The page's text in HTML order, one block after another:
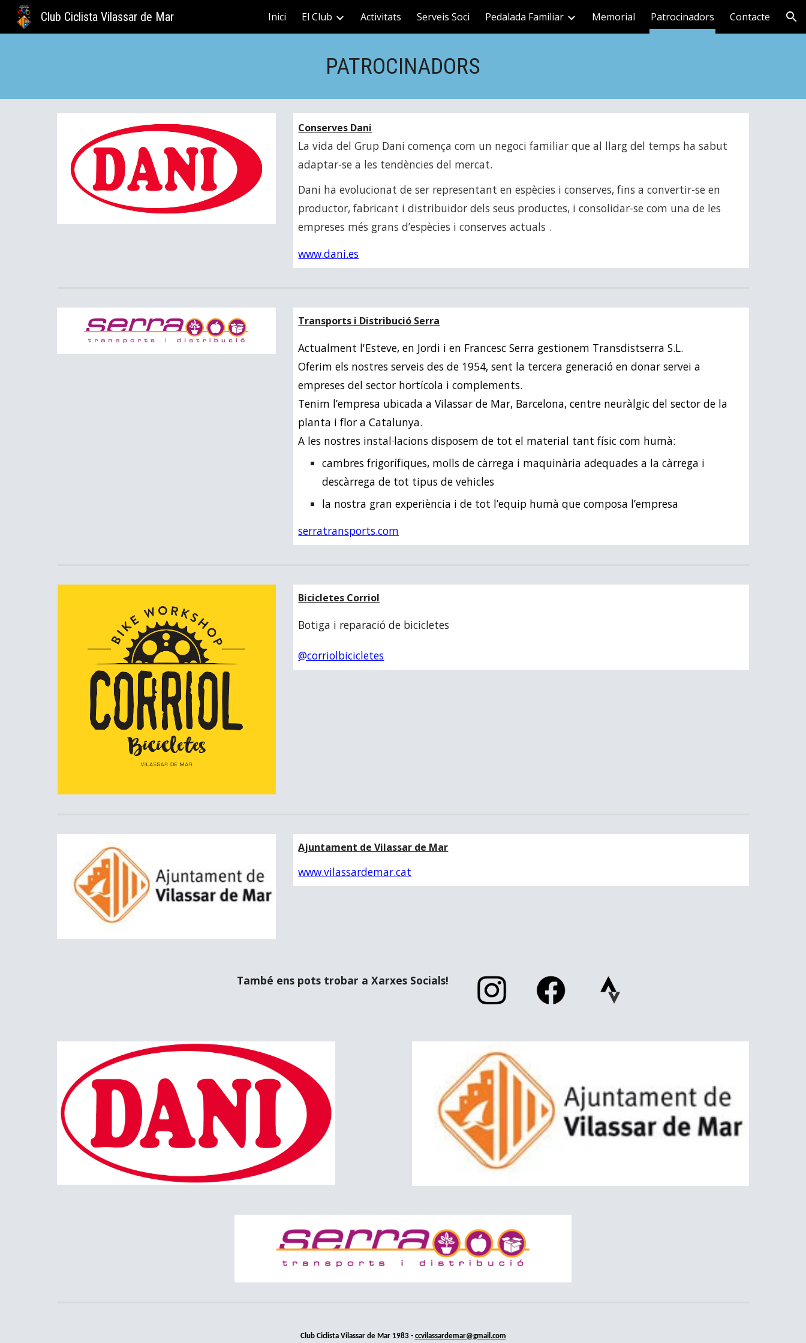
Skip to main content Skip to navigation
Club Ciclista Vilassar de Mar Inici El Club Activitats Serveis Soci Pedalada Familiar Memorial Patrocinadors Contacte
PATROCINADORS
Conserves Dani
La vida del Grup Dani comença com un negoci familiar que al llarg del temps ha sabut
adaptar-se a les tendències del mercat.
Dani ha evolucionat de ser representant en espècies i conserves, fins a convertir-se en
productor, fabricant i distribuidor dels seus productes, i consolidar-se com una de les
empreses més grans d’espècies i conserves actuals .
www.dani.es
Transports i Distribució Serra
Actualment l'Esteve, en Jordi i en Francesc Serra gestionem Transdistserra S.L.
Oferim els nostres serveis des de 1954, sent la tercera generació en donar servei a
empreses del sector hortícola i complements.
Tenim l’empresa ubicada a Vilassar de Mar, Barcelona, ​​centre neuràlgic del sector de la
planta i flor a Catalunya.
A les nostres instal·lacions disposem de tot el material tant físic com humà:
cambres frigorífiques, molls de càrrega i maquinària adequades a la càrrega i
descàrrega de tot tipus de vehicles
la nostra gran experiència i de tot l’equip humà que composa l’empresa
serratransports.com
Bicicletes Corriol
Botiga i reparació de bicicletes
@corriolbicicletes
Ajuntament de Vilassar de Mar
www.vilassardemar.cat
També ens pots trobar a Xarxes Socials!
Club Ciclista Vilassar de Mar 1983 - ccvilassardemar@gmail.com